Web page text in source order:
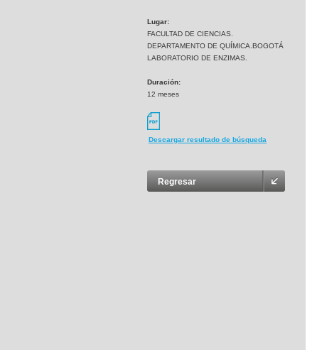
Lugar:
FACULTAD DE CIENCIAS.
DEPARTAMENTO DE QUÍMICA.BOGOTÁ
LABORATORIO DE ENZIMAS.
Duración:
12 meses
Descargar resultado de búsqueda
Regresar